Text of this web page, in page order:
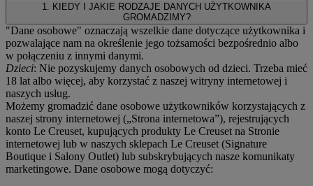
1. KIEDY I JAKIE RODZAJE DANYCH UŻYTKOWNIKA
GROMADZIMY?
"Dane osobowe" oznaczają wszelkie dane dotyczące użytkownika i
pozwalające nam na określenie jego tożsamości bezpośrednio albo
w połączeniu z innymi danymi.
Dzieci: Nie pozyskujemy danych osobowych od dzieci. Trzeba mieć
18 lat albo więcej, aby korzystać z naszej witryny internetowej i
naszych usług.
Możemy gromadzić dane osobowe użytkowników korzystających z
naszej strony internetowej („Strona internetowa”), rejestrujących
konto Le Creuset, kupujących produkty Le Creuset na Stronie
internetowej lub w naszych sklepach Le Creuset (Signature
Boutique i Salony Outlet) lub subskrybujących nasze komunikaty
marketingowe. Dane osobowe mogą dotyczyć: